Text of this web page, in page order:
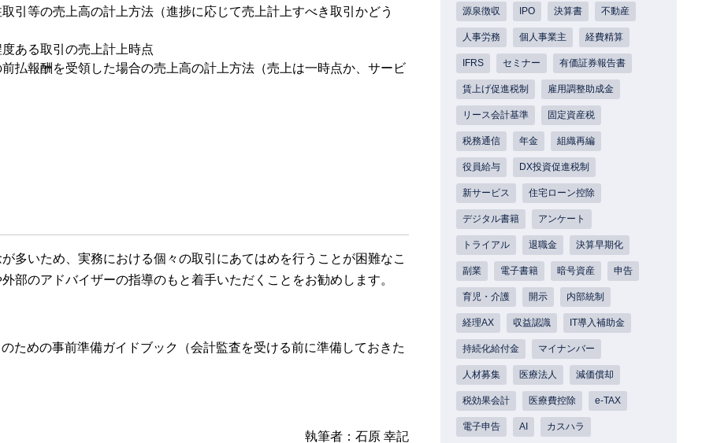
引等の売上高の計上方法（進捗に応じて売上計上すべき取引かどう
ある取引の売上計上時点
払報酬を受領した場合の売上高の計上方法（売上は一時点か、サービ
多いため、実務における個々の取引にあてはめを行うことが困難なこ
部のアドバイザーの指導のもと着手いただくことをお勧めします。
ための事前準備ガイドブック（会計監査を受ける前に準備しておきた
執筆者：石原 幸記
源泉徴収 IPO 決算書 不動産
人事労務 個人事業主 経費精算
IFRS セミナー 有価証券報告書
賃上げ促進税制 雇用調整助成金
リース会計基準 固定資産税
税務通信 年金 組織再編
役員給与 DX投資促進税制
新サービス 住宅ローン控除
デジタル書籍 アンケート
トライアル 退職金 決算早期化
副業 電子書籍 暗号資産 申告
育児・介護 開示 内部統制
経理AX 収益認識 IT導入補助金
持続化給付金 マイナンバー
人材募集 医療法人 減価償却
税効果会計 医療費控除 e-TAX
電子申告 AI カスハラ